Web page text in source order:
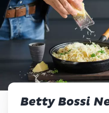
Betty Bossi